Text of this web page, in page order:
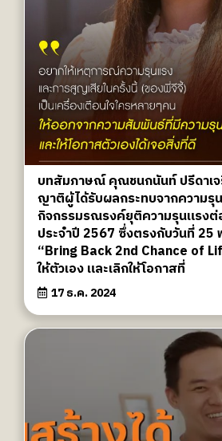
บทสัมภาษณ์ คุณชนกนันท์ ปรีดาเ
ญาติผู้ได้รับผลกระทบจากความรุ
กิจกรรมรณรงค์ยุติความรุนแรงต่
ประจำปี 2567 ซึ่งตรงกับวันที่ 25
“Bring Back 2nd Chance of
ให้ตัวเอง และเลิกให้โอกาสที่
17 ธ.ค. 2024